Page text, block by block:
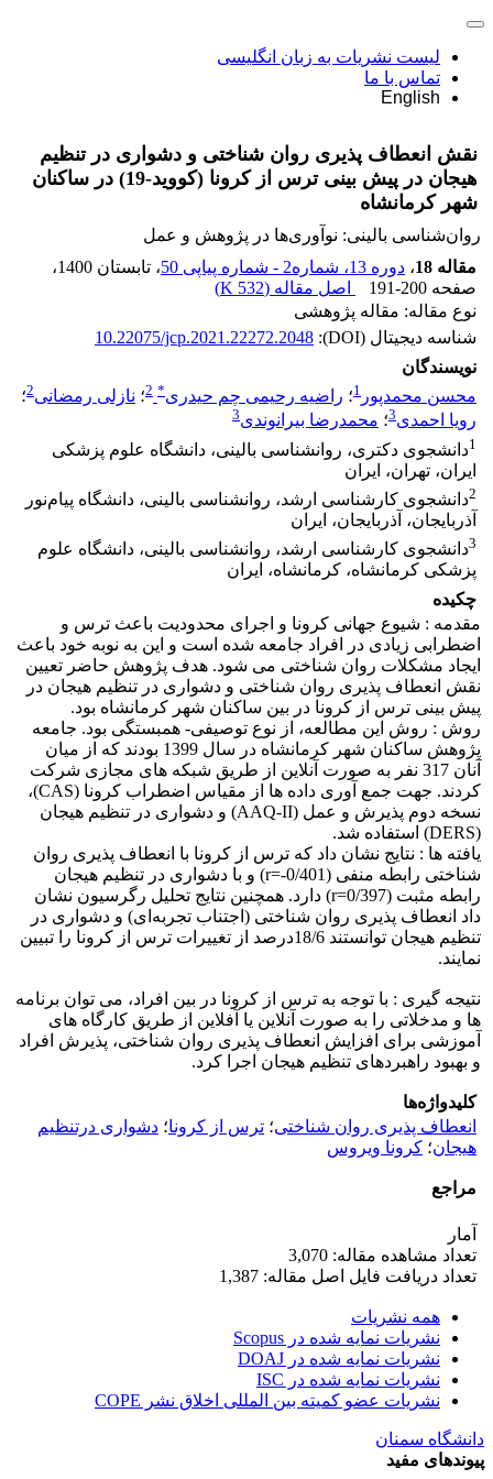
لیست نشریات به زبان انگلیسی
تماس با ما
English
نقش انعطاف پذیری روان شناختی و دشواری در تنظیم
هیجان در پیش بینی ترس از کرونا (کووید-19) در ساکنان
شهر کرمانشاه
روان‌شناسی بالینی: نوآوری‌ها در پژوهش و عمل
مقاله 18
، دوره 13، شماره2 - شماره پیاپی 50 ، تابستان 1400
،
صفحه 191-200 اصل مقاله (532 K
)
نوع مقاله: مقاله پژوهشی
شناسه دیجیتال (DOI):
10.22075/jcp.2021.22272.2048
نویسندگان
محسن محمدپور 1؛ راضیه رحیمی چم حیدری*
2؛ نازلی رمضانی2؛
رویا احمدی3؛ محمدرضا بیرانوندی3
1دانشجوی دکتری، روانشناسی بالینی، دانشگاه علوم پزشکی
ایران، تهران، ایران
2دانشجوی کارشناسی ارشد، روانشناسی بالینی، دانشگاه پیام‌نور
آذربایجان، آذربایجان، ایران
3دانشجوی کارشناسی ارشد، روانشناسی بالینی، دانشگاه علوم
پزشکی کرمانشاه، کرمانشاه، ایران
چکیده
مقدمه : شیوع جهانی کرونا و اجرای محدودیت‌ باعث ترس و
اضطرابی زیادی در افراد جامعه شده است و این به نوبه خود باعث
ایجاد مشکلات روان شناختی می شود. هدف پژوهش حاضر تعیین
نقش انعطاف پذیری روان شناختی و دشواری در تنظیم هیجان در
پیش بینی ترس از کرونا در بین ساکنان شهر کرمانشاه بود.
روش : روش این مطالعه، از نوع توصیفی- همبستگی بود. جامعه
پژوهش ساکنان شهر کرمانشاه در سال 1399 بودند که از میان
آنان 317 نفر به صورت آنلاین از طریق شبکه های مجازی شرکت
کردند. جهت جمع آوری داده ها از مقیاس اضطراب کرونا (CAS)،
نسخه دوم پذیرش و عمل (AAQ-II)‌ و دشواری در تنظیم هیجان
(DERS) استفاده شد.
یافته ها : نتایج نشان داد که ترس از کرونا با انعطاف پذیری روان
شناختی رابطه منفی (0/401-=r) و با دشواری در تنظیم هیجان
رابطه مثبت (0/397=r) دارد. همچنین نتایج تحلیل رگرسیون نشان
داد انعطاف پذیری روان شناختی (اجتناب تجربه‌ای) و دشواری در
تنظیم هیجان توانستند 18/6درصد از تغییرات ترس از کرونا را تبیین
نمایند.
نتیجه گیری : با توجه به ترس از کرونا در بین افراد، می توان برنامه
ها و مدخلاتی را به صورت آنلاین یا آفلاین از طریق کارگاه های
آموزشی برای افزایش انعطاف پذیری روان شناختی، پذیرش افراد
و بهبود راهبردهای تنظیم هیجان اجرا کرد.
کلیدواژه‌ها
انعطاف پذیری روان شناختی؛ ترس از کرونا؛ دشواری درتنظیم
هیجان؛ کرونا ویروس
مراجع
آمار
تعداد مشاهده مقاله: 3,070
تعداد دریافت فایل اصل مقاله: 1,387
همه نشریات
نشریات نمایه شده در Scopus
نشریات نمایه شده در DOAJ
نشریات نمایه شده در ISC
نشریات عضو کمیته بین المللی اخلاق نشر COPE
دانشگاه سمنان
پیوندهای مفید